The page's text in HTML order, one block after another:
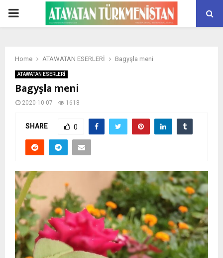
PRIMARY
Home ATAWATAN ESERLERİ Bagyşla meni
ATAWATAN ESERLERİ
Bagyşla meni
2020-10-07 1618
SHARE 0